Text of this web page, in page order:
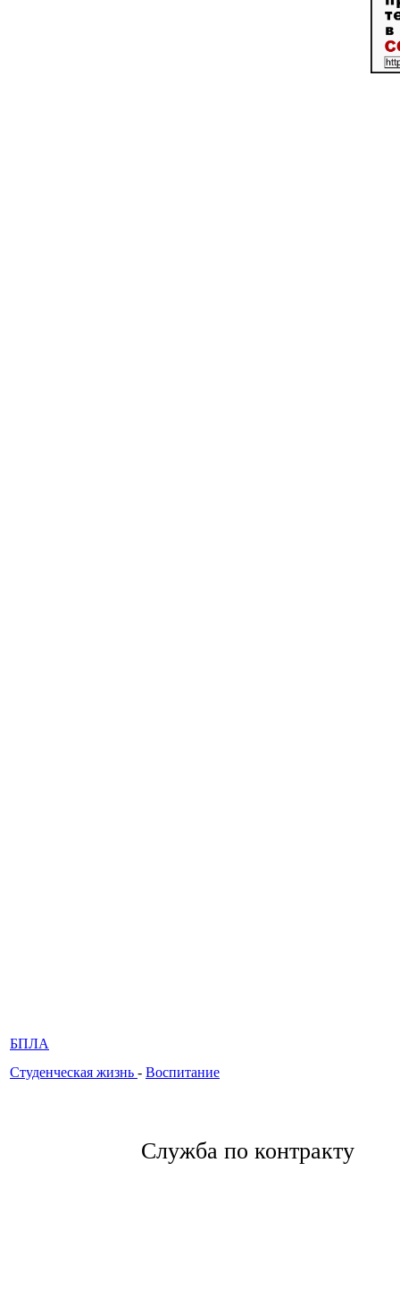
БПЛА
Студенческая жизнь - Воспитание
Служба по контракту